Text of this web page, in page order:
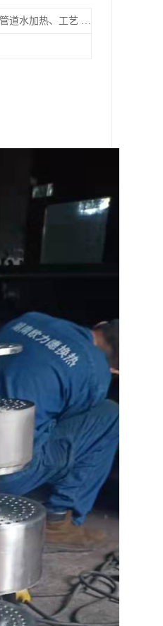
适用于水箱卫生热水加热、管道水加热、工艺 热水加热等蒸汽加热热水工况。